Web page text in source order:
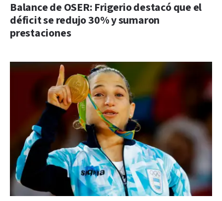
Balance de OSER: Frigerio destacó que el
déficit se redujo 30% y sumaron
prestaciones